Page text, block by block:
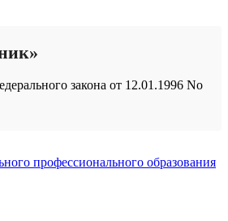
закона от 12.01.1996 No
профессионального образования